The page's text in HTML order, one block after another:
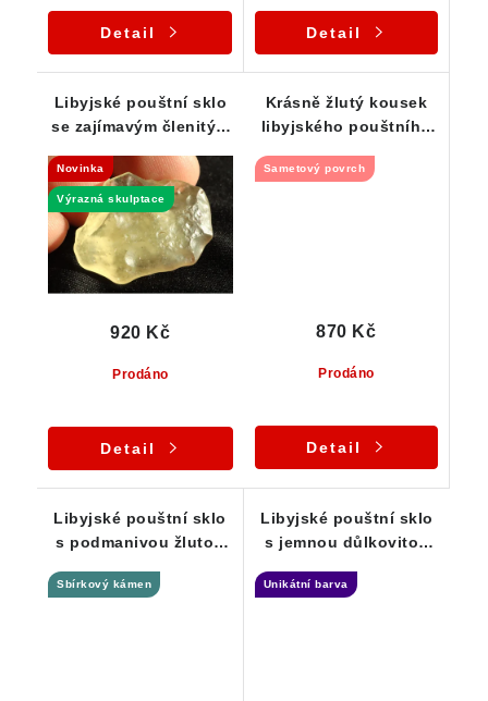
Detail Detail
Libyjské pouštní sklo
se zajímavým členitým
Novinka
Výrazná skulptace
Prodáno
920 Kč
Detail
Krásně žlutý kousek
libyjského pouštního
Sametový povrch
Prodáno
870 Kč
Detail
Libyjské pouštní sklo
s podmanivou žlutou
Sbírkový kámen
Libyjské pouštní sklo
s jemnou důlkovitou
Unikátní barva